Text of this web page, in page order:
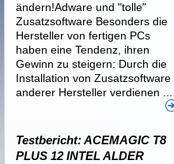
ändern!Adware und "tolle"
Zusatzsoftware Besonders die
Hersteller von fertigen PCs
haben eine Tendenz, ihren
Gewinn zu steigern: Durch die
Installation von Zusatzsoftware
anderer Hersteller verdienen ...
Testbericht: ACEMAGIC T8
PLUS 12 INTEL ALDER